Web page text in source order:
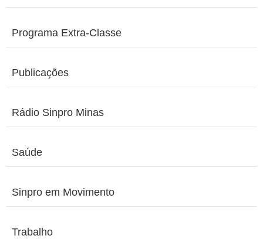
Programa Extra-Classe
Publicações
Rádio Sinpro Minas
Saúde
Sinpro em Movimento
Trabalho